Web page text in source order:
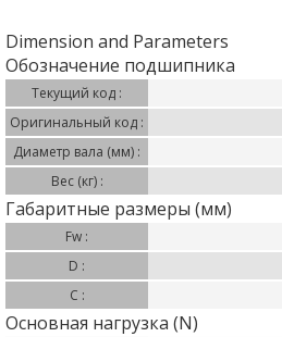
Dimension and Parameters
Обозначение подшипника
Текущий код :
Оригинальный код :
Диаметр вала (мм) :
Вес (кг) :
Габаритные размеры (мм)
Fw :
D :
С :
Основная нагрузка (N)